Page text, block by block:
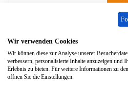
Wir verwenden Cookies
Wir können diese zur Analyse unserer
verbessern, personalisierte Inhalte anzuzeigen und
Erlebnis zu bieten. Für weitere Informationen zu
öffnen Sie die Einstellungen.